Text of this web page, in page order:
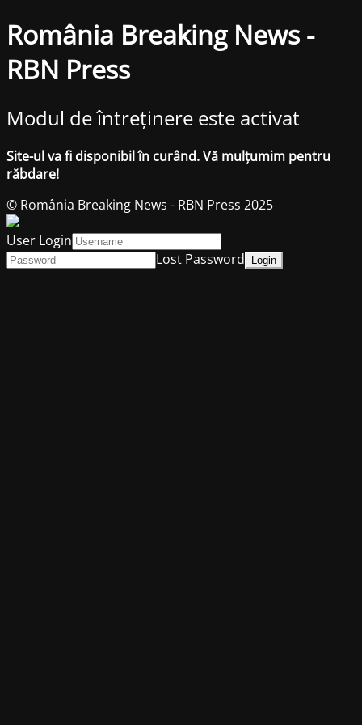
România Breaking News -
RBN Press
Modul de întreținere este activat
Site-ul va fi disponibil în curând. Vă mulțumim pentru
răbdare!
© România Breaking News - RBN Press 2025
User Login
Lost Password